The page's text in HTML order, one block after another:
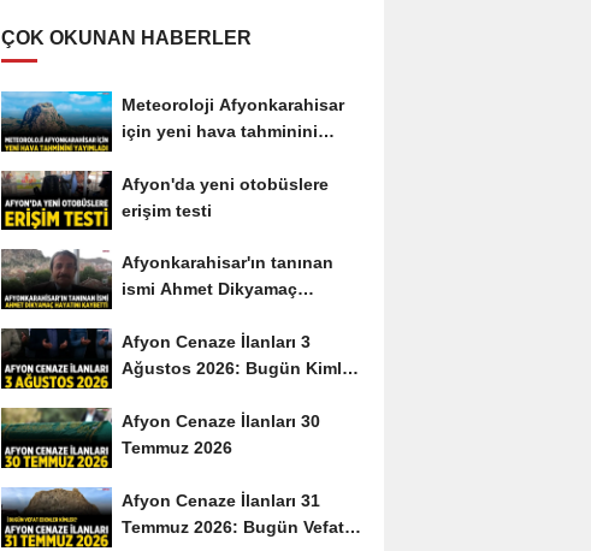
ÇOK OKUNAN HABERLER
Meteoroloji Afyonkarahisar
için yeni hava tahminini
Afyon'da yeni otobüslere
erişim testi
Afyonkarahisar'ın tanınan
ismi Ahmet Dikyamaç
Afyon Cenaze İlanları 3
Ağustos 2026: Bugün Kimler
Afyon Cenaze İlanları 30
Temmuz 2026
Afyon Cenaze İlanları 31
Temmuz 2026: Bugün Vefat